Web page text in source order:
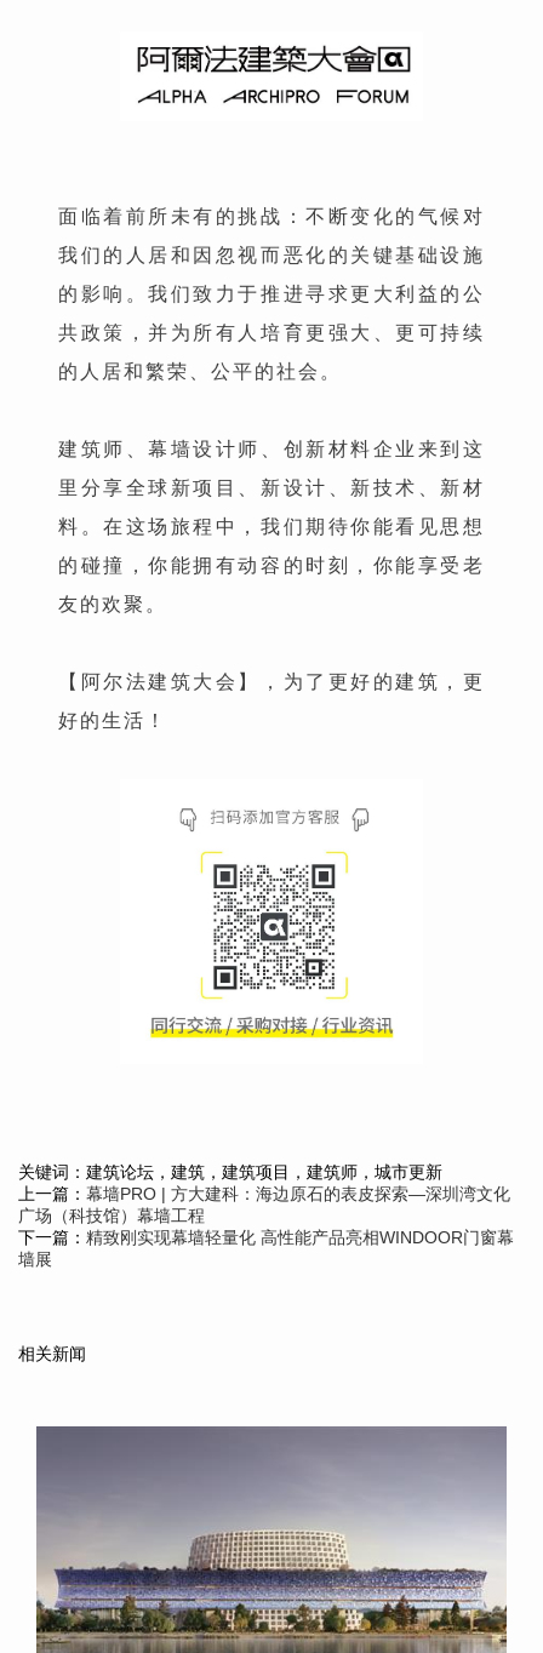
面临着前所未有的挑战：不断变化的气候对
我们的人居和因忽视而恶化的关键基础设施
的影响。我们致力于推进寻求更大利益的公
共政策，并为所有人培育更强大、更可持续
的人居和繁荣、公平的社会。
建筑师、幕墙设计师、创新材料企业来到这
里分享全球新项目、新设计、新技术、新材
料。在这场旅程中，我们期待你能看见思想
的碰撞，你能拥有动容的时刻，你能享受老
友的欢聚。
【阿尔法建筑大会】，为了更好的建筑，更
好的生活！
关键词：建筑论坛，建筑，建筑项目，建筑师，城市更新
上一篇： 幕墙PRO | 方大建科：海边原石的表皮探索—深圳湾文化
广场（科技馆）幕墙工程
下一篇： 精致刚实现幕墙轻量化 高性能产品亮相WINDOOR门窗幕
墙展
相关新闻